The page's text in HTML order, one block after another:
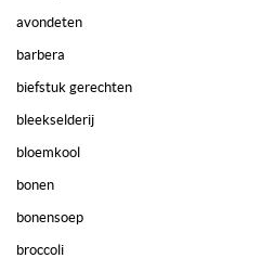
avondeten
barbera
biefstuk gerechten
bleekselderij
bloemkool
bonen
bonensoep
broccoli